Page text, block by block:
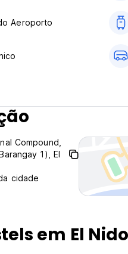
Aeroporto
Compound,
1), El
cidade
em El Nido